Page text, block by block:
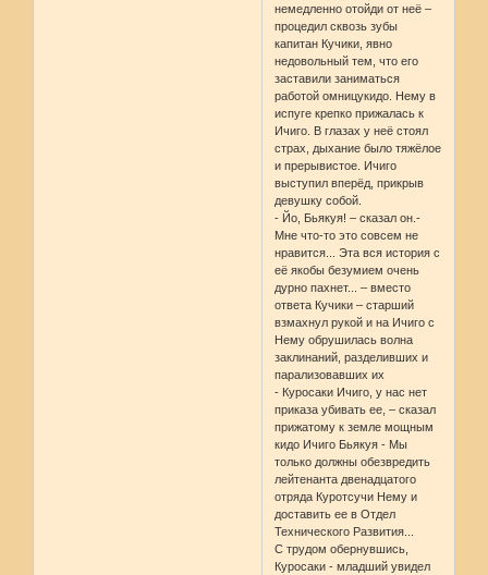
немедленно отойди от неё –
процедил сквозь зубы
капитан Кучики, явно
недовольный тем, что его
заставили заниматься
работой омницукидо. Нему в
испуге крепко прижалась к
Ичиго. В глазах у неё стоял
страх, дыхание было тяжёлое
и прерывистое. Ичиго
выступил вперёд, прикрыв
девушку собой.
- Йо, Бьякуя! – сказал он.-
Мне что-то это совсем не
нравится... Эта вся история с
её якобы безумием очень
дурно пахнет... – вместо
ответа Кучики – старший
взмахнул рукой и на Ичиго с
Нему обрушилась волна
заклинаний, разделивших и
парализовавших их
- Куросаки Ичиго, у нас нет
приказа убивать ее, – сказал
прижатому к земле мощным
кидо Ичиго Бьякуя - Мы
только должны обезвредить
лейтенанта двенадцатого
отряда Куротсучи Нему и
доставить ее в Отдел
Технического Развития...
С трудом обернувшись,
Куросаки - младший увидел